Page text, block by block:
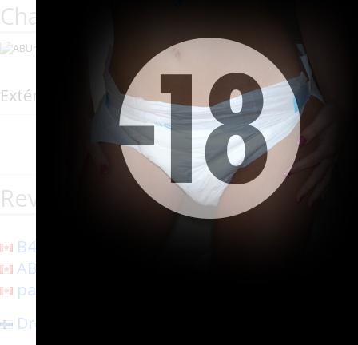
Changes complets ABUniverse :
Fabricant : ABUniverse
Extérieur : Plastique
Absorption
Revendeurs de la marque
B4NS
ABCanada
paddedbums
DreamCare